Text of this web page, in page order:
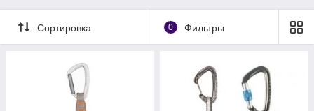
Сортировка 0 Фильтры